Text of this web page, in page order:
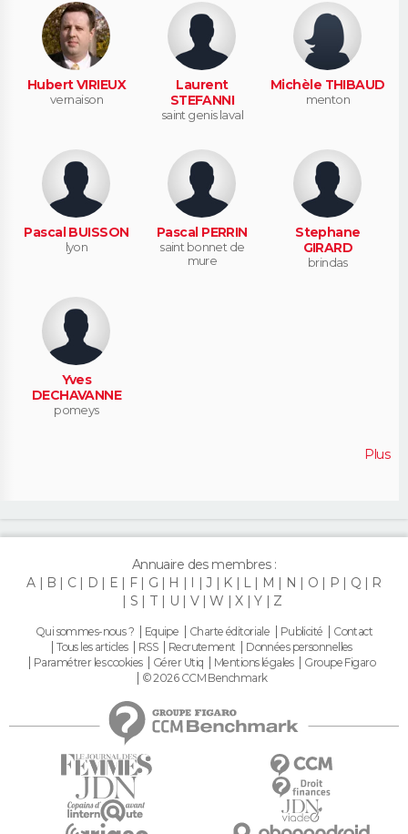
Hubert VIRIEUX
vernaison
Laurent
STEFANNI
saint genis laval
Michèle THIBAUD
menton
Pascal BUISSON
lyon
Pascal PERRIN
saint bonnet de
mure
Stephane
GIRARD
brindas
Yves
DECHAVANNE
pomeys
Plus
Annuaire des membres :
A
B C D E F G H I J K L M N O P Q
R
S
T U V W X Y Z
Qui sommes-nous ? Equipe Charte éditoriale Publicité
Contact
Tous les articles
RSS Recrutement
Données personnelles
Paramétrer les cookies
Gérer Utiq Mentions légales
Groupe Figaro
© 2026 CCM Benchmark